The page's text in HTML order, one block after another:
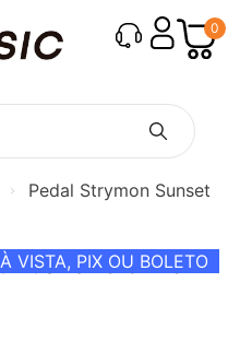
0
Pedal Strymon Sunset
VISTA, PIX OU BOLETO
Dual Overdrive